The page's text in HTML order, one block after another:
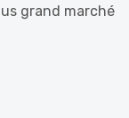
grand marché